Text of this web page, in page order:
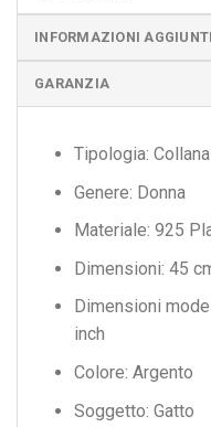
INFORMAZIONI
GARANZIA
Tipologia: Collana
Genere: Donna
Materiale: 925
Dimensioni: 45
Dimensioni
inch
Colore: Argento
Soggetto: Gatto